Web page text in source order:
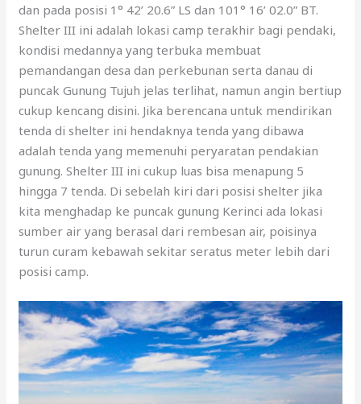
dan pada posisi 1° 42’ 20.6” LS dan 101° 16’ 02.0” BT.
Shelter III ini adalah lokasi camp terakhir bagi pendaki,
kondisi medannya yang terbuka membuat
pemandangan desa dan perkebunan serta danau di
puncak Gunung Tujuh jelas terlihat, namun angin bertiup
cukup kencang disini. Jika berencana untuk mendirikan
tenda di shelter ini hendaknya tenda yang dibawa
adalah tenda yang memenuhi peryaratan pendakian
gunung. Shelter III ini cukup luas bisa menapung 5
hingga 7 tenda. Di sebelah kiri dari posisi shelter jika
kita menghadap ke puncak gunung Kerinci ada lokasi
sumber air yang berasal dari rembesan air, poisinya
turun curam kebawah sekitar seratus meter lebih dari
posisi camp.